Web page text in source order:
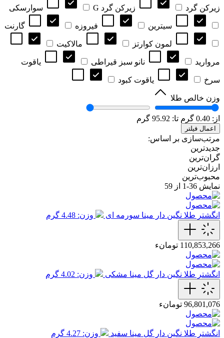
زیرکن گرد زیرکن گرد G سوارسکی
سیترین فیروزه گارنت
لمون کوارتز مالاکیت
مروارید نانو سبز قیراطی یاقوت
سرخ یاقوت کبود
وزن خالص طلا
از: 0.40 گرم تا: 95.92 گرم
اعمال فیلتر
مرتب‌سازی بر اساس:
جدیدترین
گران‌ترین
ارزان‌ترین
محبوب‌ترین
نمایش 36-1 از 59
انگشتر طلا نگین دار مینا سورمه ای وزن: 4.48 گرم
110,853,266 تومانء
انگشتر طلا نگین دار گل مینا مشکی وزن: 4.02 گرم
96,801,076 تومانء
انگشتر طلا نگین دار گل مینا سفید وزن: 4.27 گرم